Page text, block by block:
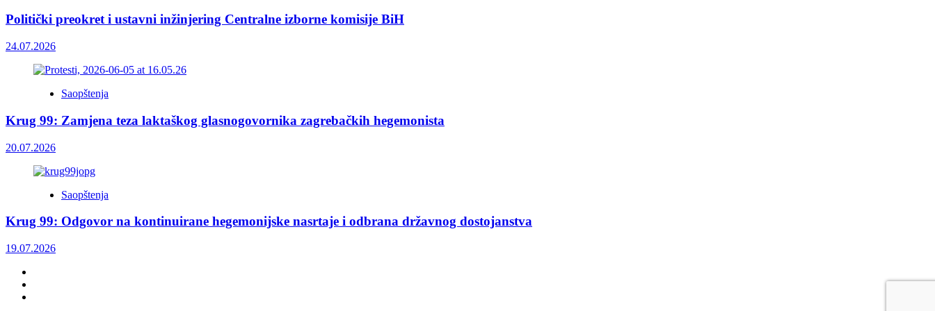
Politički preokret i ustavni inžinjering Centralne izborne komisije BiH
24.07.2026
Saopštenja
Krug 99: Zamjena teza laktaškog glasnogovornika zagrebačkih hegemonista
20.07.2026
Saopštenja
Krug 99: Odgovor na kontinuirane hegemonijske nasrtaje i odbrana državnog dostojanstva
19.07.2026